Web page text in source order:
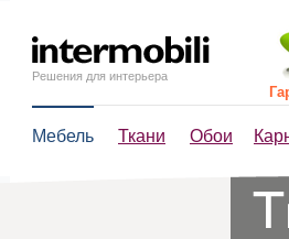
Решения для интерьера
Мебель Ткани Обои